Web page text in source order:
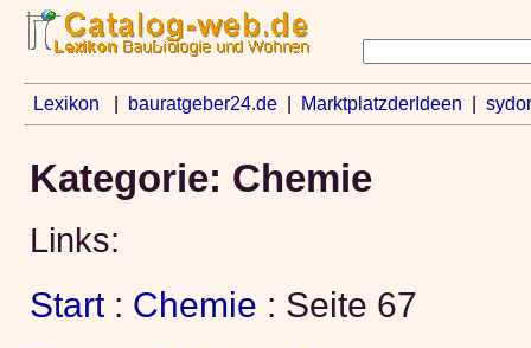
Lexikon bauratgeber24.de| MarktplatzderIdeen
Kategorie: Chemie
Links:
Start: Chemie : Seite 67